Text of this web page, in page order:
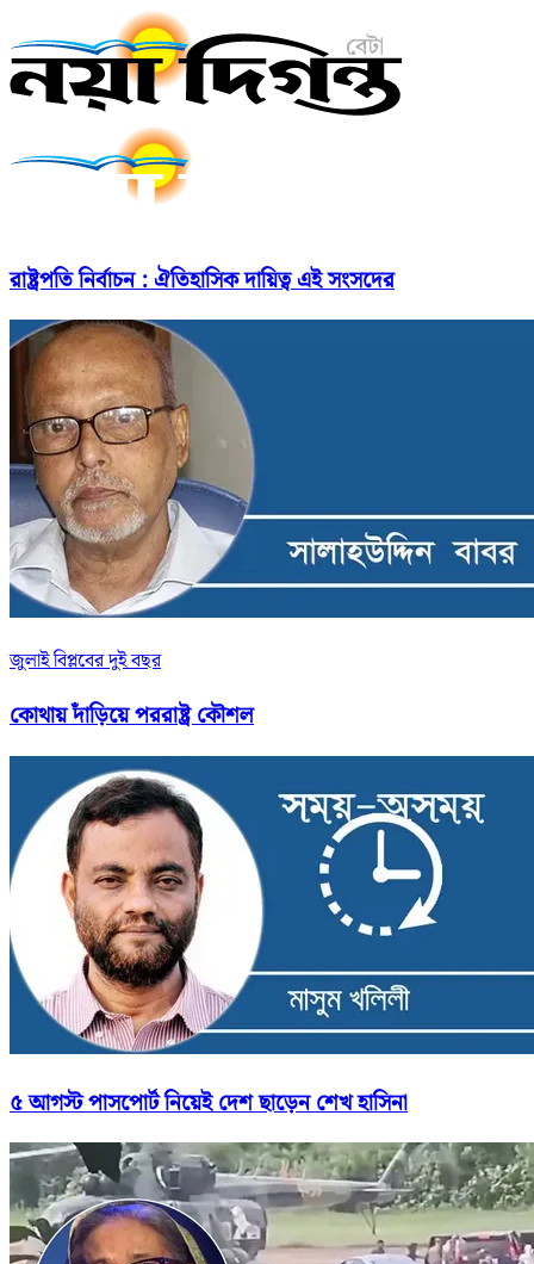
রাষ্ট্রপতি নির্বাচন : ঐতিহাসিক দায়িত্ব এই সংসদের
জুলাই বিপ্লবের দুই বছর
কোথায় দাঁড়িয়ে পররাষ্ট্র কৌশল
৫ আগস্ট পাসপোর্ট নিয়েই দেশ ছাড়েন শেখ হাসিনা